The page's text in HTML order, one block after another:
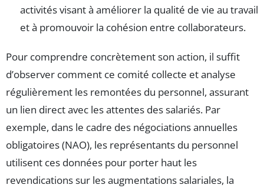
activités visant à améliorer la qualité de vie au travail
et à promouvoir la cohésion entre collaborateurs.
Pour comprendre concrètement son action, il suffit
d’observer comment ce comité collecte et analyse
régulièrement les remontées du personnel, assurant
un lien direct avec les attentes des salariés. Par
exemple, dans le cadre des négociations annuelles
obligatoires (NAO), les représentants du personnel
utilisent ces données pour porter haut les
revendications sur les augmentations salariales, la